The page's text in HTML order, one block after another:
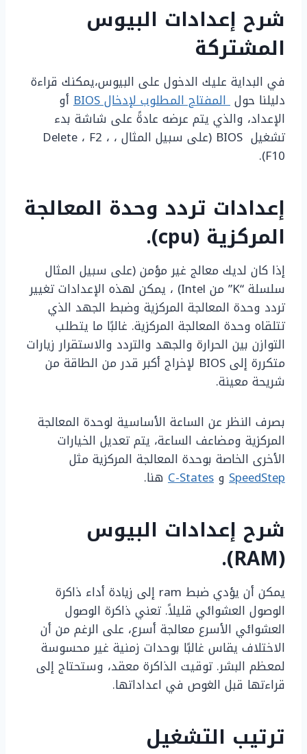
شرح إعدادات البيوس
المشتركة
في البداية عليك الدخول على البيوس،يمكنك قراءة
دليلنا حولالمفتاح المطلوب لإدخال BIOS
أو
الإعداد، والذي يتم عرضه عادةً على شاشة بدء
تشغيل BIOS (على سبيل المثال ، Delete ، F2 ،
F10).
إعدادات تردد وحدة المعالجة
المركزية (cpu).
إذا كان لديك معالج غير مؤمن (على سبيل المثال
سلسلة “K” من Intel) ، يمكن لهذه الإعدادات تغيير
تردد وحدة المعالجة المركزية وضبط الجهد الذي
تتلقاه وحدة المعالجة المركزية. غالبًا ما يتطلب
التوازن بين الحرارة والجهد والتردد والاستقرار زيارات
متكررة إلى BIOS لإخراج أكبر قدر من الطاقة من
شريحة معينة.
بصرف النظر عن الساعة الأساسية لوحدة المعالجة
المركزية ومضاعف الساعة، يتم تعديل الخيارات
الأخرى الخاصة بوحدة المعالجة المركزية مثل
SpeedStep و C-States هنا.
شرح إعدادات البيوس
(RAM).
يمكن أن يؤدي ضبط ram إلى زيادة أداء ذاكرة
الوصول العشوائي قليلاً. تعني ذاكرة الوصول
العشوائي الأسرع معالجة أسرع، على الرغم من أن
الاختلاف يقاس غالبًا بوحدات زمنية غير محسوسة
لمعظم البشر. توقيت الذاكرة معقد، وستحتاج إلى
قراءتها قبل الغوص في اعداداتها.
ترتيب التشغيل